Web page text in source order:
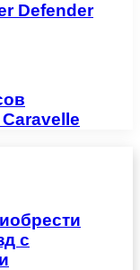
Defender
с